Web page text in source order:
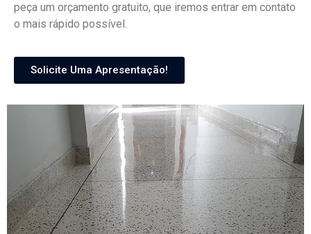
peça um orçamento gratuito, que iremos entrar em contato
o mais rápido possível.
Solicite Uma Apresentação!